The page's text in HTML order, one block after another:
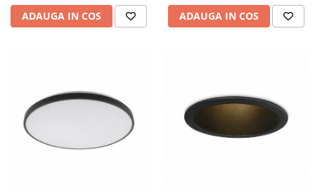
ADAUGA IN COS ADAUGA IN COS